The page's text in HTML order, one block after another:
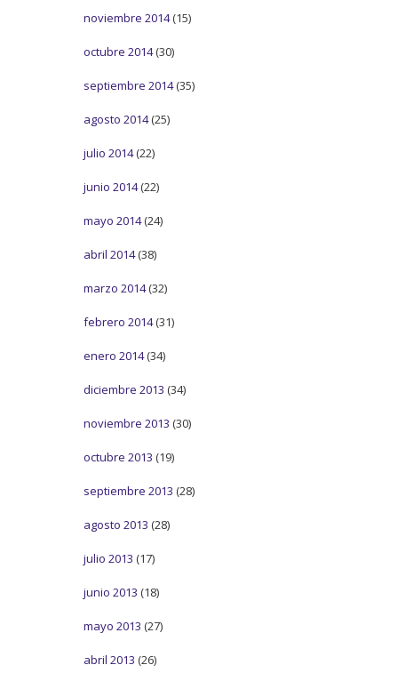
noviembre 2014(15)
octubre 2014(30)
septiembre 2014(35)
agosto 2014(25)
julio 2014(22)
junio 2014(22)
mayo 2014(24)
abril 2014(38)
marzo 2014(32)
febrero 2014(31)
enero 2014(34)
diciembre 2013 (34)
noviembre 2013 (30)
octubre 2013 (19)
septiembre 2013 (28)
agosto 2013 (28)
julio 2013 (17)
junio 2013 (18)
mayo 2013 (27)
abril 2013 (26)